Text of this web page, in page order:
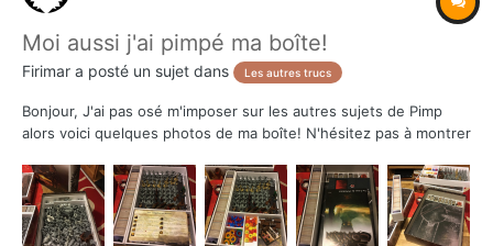
Moi aussi j'ai pimpé ma boîte!
Firimar a posté un sujet dans Les autres trucs
Bonjour, J'ai pas osé m'imposer sur les autres sujets de Pimp
alors voici quelques photos de ma boîte! N'hésitez pas à montrer
le mobilier, les dés, gemmes... Encore en dessous en retrouve
les 3 plateaux et...